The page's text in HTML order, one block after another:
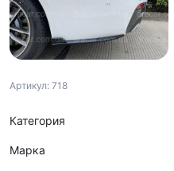
Артикул: 718
Категория
Марка